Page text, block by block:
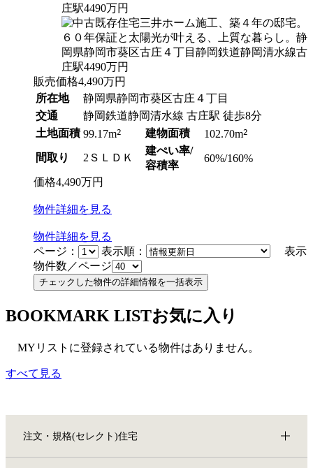
販売価格4,490万円
所在地
静岡県静岡市葵区古庄４丁目
交通
静岡鉄道静岡清水線 古庄駅 徒歩8分
土地面積 99.17m2 建物面積 102.70m2
間取り 2ＳＬＤＫ
建ぺい率/
容積率
60%/160%
価格4,490万円
物件詳細を見る
物件詳細を見る
ページ：
表示順：
表示
物件数／ページ
BOOKMARK LISTお気に入り
MYリストに登録されている物件はありません。
すべて見る
注文・規格(セレクト)住宅